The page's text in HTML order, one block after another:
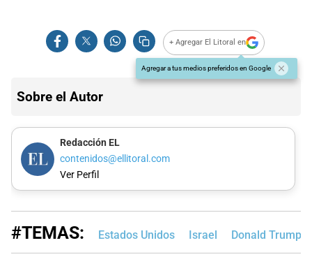
+ Agregar El Litoral en
Agregar a tus medios preferidos en Google
Sobre el Autor
Redacción EL
contenidos@ellitoral.com
Ver Perfil
#TEMAS: Estados Unidos Israel Donald Trump